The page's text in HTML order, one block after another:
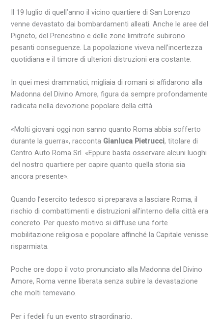
Il 19 luglio di quell’anno il vicino quartiere di San Lorenzo
venne devastato dai bombardamenti alleati. Anche le aree del
Pigneto, del Prenestino e delle zone limitrofe subirono
pesanti conseguenze. La popolazione viveva nell’incertezza
quotidiana e il timore di ulteriori distruzioni era costante.
In quei mesi drammatici, migliaia di romani si affidarono alla
Madonna del Divino Amore, figura da sempre profondamente
radicata nella devozione popolare della città.
«Molti giovani oggi non sanno quanto Roma abbia sofferto
durante la guerra», racconta Gianluca Pietrucci, titolare di
Centro Auto Roma Srl. «Eppure basta osservare alcuni luoghi
del nostro quartiere per capire quanto quella storia sia
ancora presente».
Quando l’esercito tedesco si preparava a lasciare Roma, il
rischio di combattimenti e distruzioni all’interno della città era
concreto. Per questo motivo si diffuse una forte
mobilitazione religiosa e popolare affinché la Capitale venisse
risparmiata.
Poche ore dopo il voto pronunciato alla Madonna del Divino
Amore, Roma venne liberata senza subire la devastazione
che molti temevano.
Per i fedeli fu un evento straordinario.